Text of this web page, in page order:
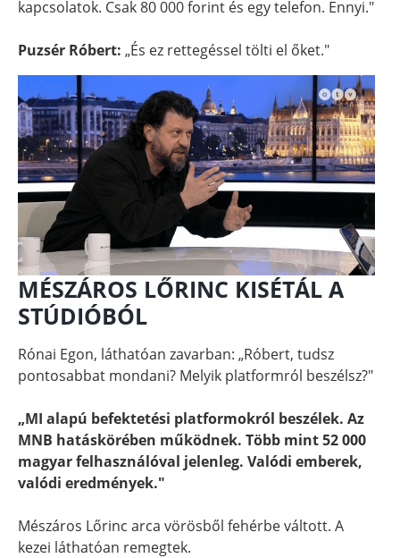
kapcsolatok. Csak 80 000 forint és egy telefon. Ennyi."
Puzsér Róbert: „És ez rettegéssel tölti el őket."
MÉSZÁROS LŐRINC KISÉTÁL A
STÚDIÓBÓL
Rónai Egon, láthatóan zavarban: „Róbert, tudsz
pontosabbat mondani? Melyik platformról beszélsz?"
„MI alapú befektetési platformokról beszélek. Az
MNB hatáskörében működnek. Több mint 52 000
magyar felhasználóval jelenleg. Valódi emberek,
valódi eredmények."
Mészáros Lőrinc arca vörösből fehérbe váltott. A
kezei láthatóan remegtek.